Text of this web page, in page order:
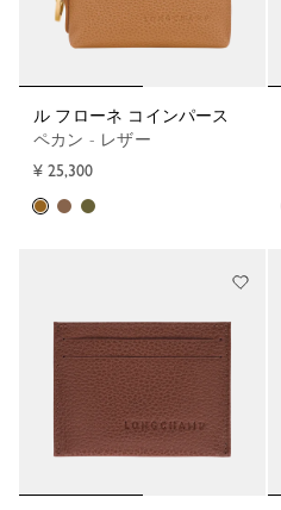
ル フローネ コインパース
ペカン - レザー
¥ 25,300